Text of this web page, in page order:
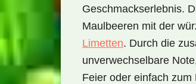
Geschmackserlebnis.
Maulbeeren mit der
Limetten. Durch die
unverwechselbare
Feier oder einfach